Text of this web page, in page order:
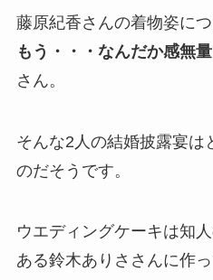
藤原紀香さんの着物姿につ
もう・・・なんだか感無量
さん。
そんな2人の結婚披露宴は
のだそうです。
ウエディングケーキは知
ある鈴木ありささんに作っ